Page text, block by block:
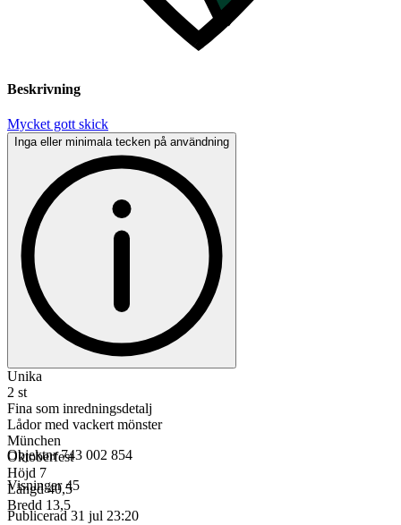
Beskrivning
Mycket gott skick
Inga eller minimala tecken på användning
Unika
2 st
Fina som inredningsdetalj
Lådor med vackert mönster
München
Oktoberfest
Höjd 7
Längd 40,5
Bredd 13,5
Objektnr 743 002 854
Visningar 45
Publicerad 31 jul 23:20